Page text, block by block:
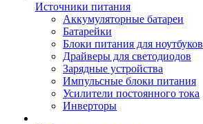
Источники питания
Аккумуляторные батареи
Батарейки
Блоки питания для ноутбуков
Драйверы для светодиодов
Зарядные устройства
Импульсные блоки питания
Усилители постоянного тока
Инверторы